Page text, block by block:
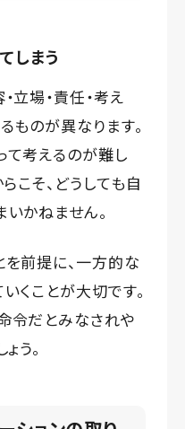
しまう
立場・責任・考え
ものが異なります。
考えるのが難し
こそ、どうしても自
かねません。
前提に、一方的な
くことが大切です。
令だとみなされや
う。